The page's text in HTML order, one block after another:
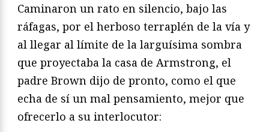
Caminaron un rato en silencio, bajo las
ráfagas, por el herboso terraplén de la vía y
al llegar al límite de la larguísima sombra
que proyectaba la casa de Armstrong, el
padre Brown dijo de pronto, como el que
echa de sí un mal pensamiento, mejor que
ofrecerlo a su interlocutor: